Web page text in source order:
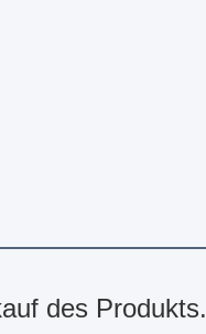
des Produkts.